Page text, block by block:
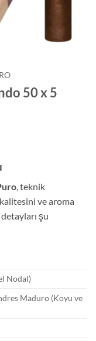
50 x 5
, teknik
ve aroma
şu
Nodal)
Maduro (Koyu ve